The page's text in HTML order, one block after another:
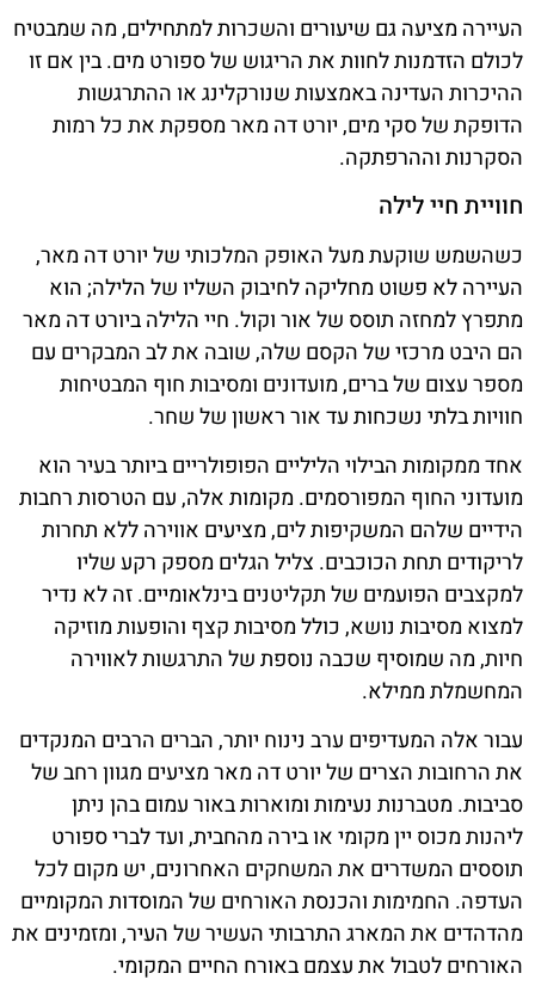
העיירה מציעה גם שיעורים והשכרות למתחילים, מה שמבטיח
לכולם הזדמנות לחוות את הריגוש של ספורט מים. בין אם זו
ההיכרות העדינה באמצעות שנורקלינג או ההתרגשות
הדופקת של סקי מים, יורט דה מאר מספקת את כל רמות
הסקרנות וההרפתקה.
חוויית חיי לילה
כשהשמש שוקעת מעל האופק המלכותי של יורט דה מאר,
העיירה לא פשוט מחליקה לחיבוק השליו של הלילה; הוא
מתפרץ למחזה תוסס של אור וקול. חיי הלילה ביורט דה מאר
הם היבט מרכזי של הקסם שלה, שובה את לב המבקרים עם
מספר עצום של ברים, מועדונים ומסיבות חוף המבטיחות
חוויות בלתי נשכחות עד אור ראשון של שחר.
אחד ממקומות הבילוי הליליים הפופולריים ביותר בעיר הוא
מועדוני החוף המפורסמים. מקומות אלה, עם הטרסות רחבות
הידיים שלהם המשקיפות לים, מציעים אווירה ללא תחרות
לריקודים תחת הכוכבים. צליל הגלים מספק רקע שליו
למקצבים הפועמים של תקליטנים בינלאומיים. זה לא נדיר
למצוא מסיבות נושא, כולל מסיבות קצף והופעות מוזיקה
חיות, מה שמוסיף שכבה נוספת של התרגשות לאווירה
המחשמלת ממילא.
עבור אלה המעדיפים ערב נינוח יותר, הברים הרבים המנקדים
את הרחובות הצרים של יורט דה מאר מציעים מגוון רחב של
סביבות. מטברנות נעימות ומוארות באור עמום בהן ניתן
ליהנות מכוס יין מקומי או בירה מהחבית, ועד לברי ספורט
תוססים המשדרים את המשחקים האחרונים, יש מקום לכל
העדפה. החמימות והכנסת האורחים של המוסדות המקומיים
מהדהדים את המארג התרבותי העשיר של העיר, ומזמינים את
האורחים לטבול את עצמם באורח החיים המקומי.